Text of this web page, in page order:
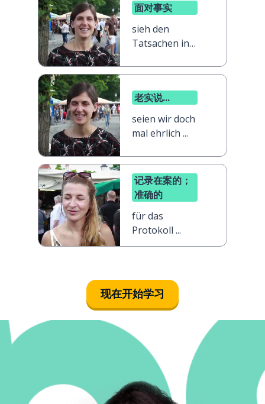
面对事实
sieh den
Tatsachen ins
老实说...
seien wir doch
mal ehrlich ...
记录在案的；
准确的
für das
Protokoll ...
现在开始学习